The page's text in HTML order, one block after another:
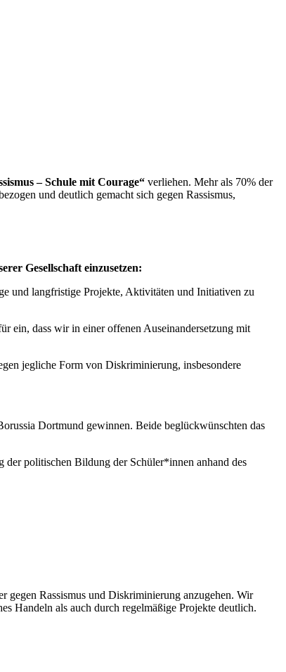
– Schule mit Courage“ verliehen. Mehr als 70% der
und deutlich gemacht sich gegen Rassismus,
Gesellschaft einzusetzen:
und langfristige Projekte, Aktivitäten und Initiativen zu
ein, dass wir in einer offenen Auseinandersetzung mit
jegliche Form von Diskriminierung, insbesondere
Dortmund gewinnen. Beide beglückwünschten das
der politischen Bildung der Schüler*innen anhand des
gegen Rassismus und Diskriminierung anzugehen. Wir
Handeln als auch durch regelmäßige Projekte deutlich.